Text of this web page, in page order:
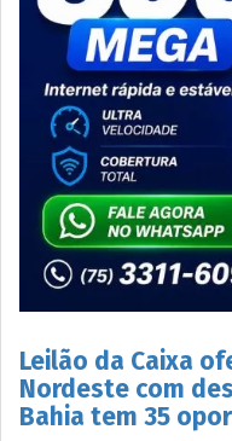
Leilão da Caixa
Nordeste com
Bahia tem 35